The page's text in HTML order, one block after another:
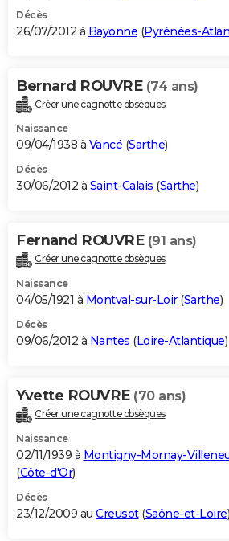
Décès
26/07/2012 à Bayonne (Pyrénées-
Bernard ROUVRE (74 ans)
Créer une cagnotte obsèques
Naissance
09/04/1938 à Vancé (Sarthe)
Décès
30/06/2012 à Saint-Calais (Sarthe)
Fernand ROUVRE (91 ans)
Créer une cagnotte obsèques
Naissance
04/05/1921 à Montval-sur-Loir(Sarthe)
Décès
09/06/2012 à Nantes (Loire-Atlantique)
Yvette ROUVRE (70 ans)
Créer une cagnotte obsèques
Naissance
02/11/1939 à Montigny-Mornay-
(Côte-d'Or)
Décès
23/12/2009 au Creusot(Saône-et-Loire)